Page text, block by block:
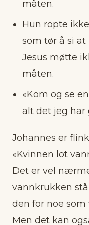
måten.
Hun ropte
som tør å si at
Jesus møtte
måten.
«Kom og se
alt det jeg har
Johannes er
«Kvinnen lot
Det er vel
vannkrukken
den for noe
Men det kan